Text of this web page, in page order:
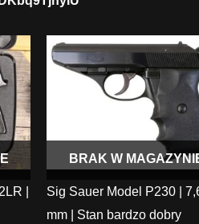
|
BRAK W
Sig Sauer Model P230 |
mm | Stan bardzo dobry